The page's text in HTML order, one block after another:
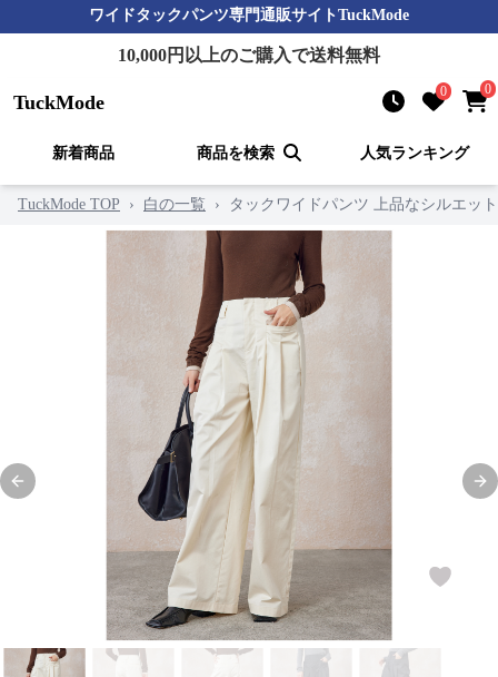
ワイドタックパンツ専門通販サイトTuckMode
10,000円以上のご購入で送料無料
TuckMode 0 0
新着商品 商品を検索 人気ランキング
TuckMode TOP › 白の一覧 › タックワイドパンツ 上品なシルエッ
Previous slide